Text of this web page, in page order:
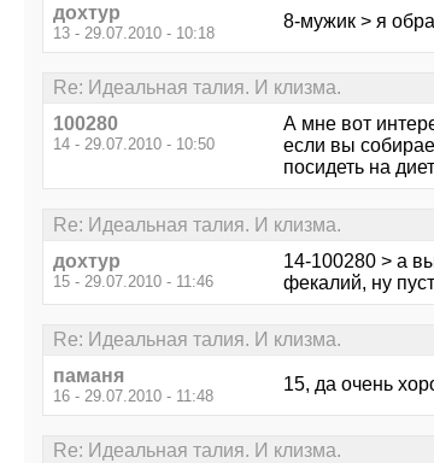
дохтур
13 - 29.07.2010 - 10:18
8-мужик > я
Re: Идеальная талия. И клизма.
100280
14 - 29.07.2010 - 10:50
А мне вот
если вы
посидеть на
Re: Идеальная талия. И клизма.
дохтур
15 - 29.07.2010 - 11:46
14-100280 > а
фекалий, ну
Re: Идеальная талия. И клизма.
паманя
16 - 29.07.2010 - 11:48
15, да очень
Re: Идеальная талия. И клизма.